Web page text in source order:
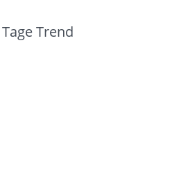
Trend